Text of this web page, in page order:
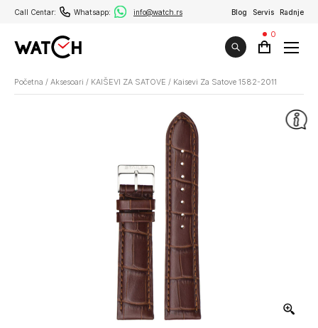
Call Centar: Whatsapp: info@watch.rs Blog Servis Radnje
0
Početna / Aksesoari / KAIŠEVI ZA SATOVE / Kaisevi Za Satove 1582-2011